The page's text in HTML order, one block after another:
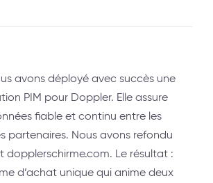
avons déployé avec succès une
PIM pour Doppler. Elle assure
fiable et continu entre les
partenaires. Nous avons refondu
dopplerschirme.com. Le résultat :
d’achat unique qui anime deux